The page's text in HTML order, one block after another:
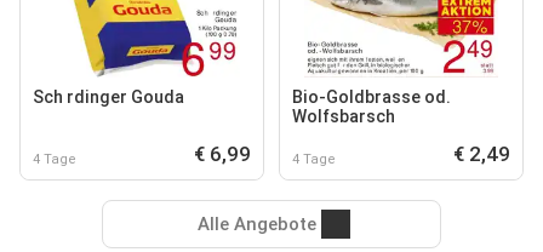
Sch rdinger Gouda
4 Tage € 6,99
Bio-Goldbrasse od.
Wolfsbarsch
4 Tage € 2,49
Alle Angebote